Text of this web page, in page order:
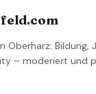
Oberharz: Bildung,
– moderiert und